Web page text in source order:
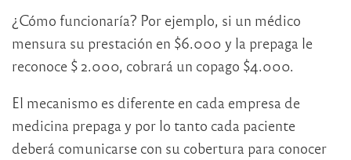
¿Cómo funcionaría? Por ejemplo, si un médico
mensura su prestación en $6.000 y la prepaga le
reconoce $ 2.000, cobrará un copago $4.000.
El mecanismo es diferente en cada empresa de
medicina prepaga y por lo tanto cada paciente
deberá comunicarse con su cobertura para conocer